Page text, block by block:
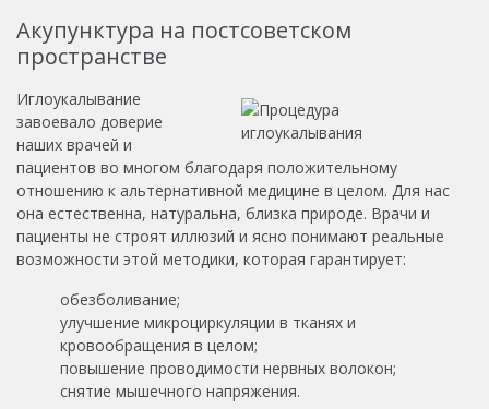
Акупунктура на постсоветском
пространстве
Иглоукалывание
завоевало доверие
наших врачей и
пациентов во многом благодаря положительному
отношению к альтернативной медицине в целом. Для нас
она естественна, натуральна, близка природе. Врачи и
пациенты не строят иллюзий и ясно понимают реальные
возможности этой методики, которая гарантирует:
обезболивание;
улучшение микроциркуляции в тканях и
кровообращения в целом;
повышение проводимости нервных волокон;
снятие мышечного напряжения.